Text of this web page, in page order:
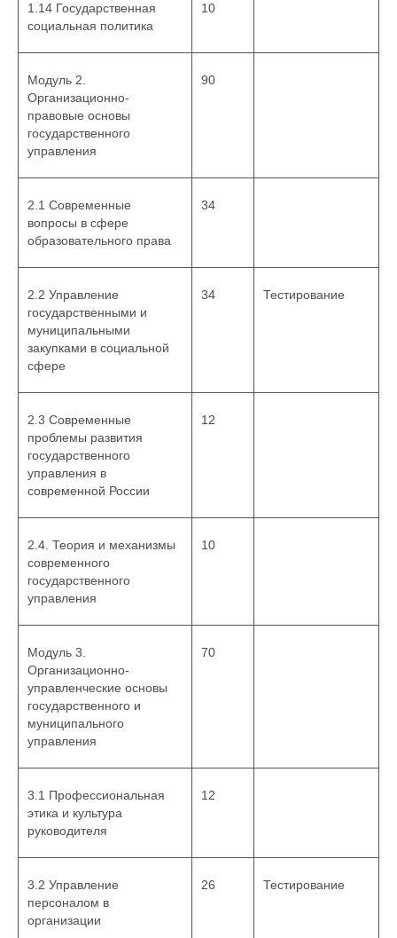
1.14 Государственная
социальная политика
10
Модуль 2.
Организационно-
правовые основы
государственного
управления
90
2.1 Современные
вопросы в сфере
образовательного права
34
2.2 Управление
государственными и
муниципальными
закупками в социальной
сфере
34 Тестирование
2.3 Современные
проблемы развития
государственного
управления в
современной России
12
2.4. Теория и механизмы
современного
государственного
управления
10
Модуль 3.
Организационно-
управленческие основы
государственного и
муниципального
управления
70
3.1 Профессиональная
этика и культура
руководителя
12
3.2 Управление
персоналом в
организации
26 Тестирование